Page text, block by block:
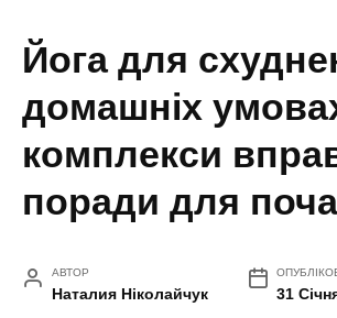
Йога для
домашніх
комплекси
поради для
АВТОР
Наталия Ніколайчук 31